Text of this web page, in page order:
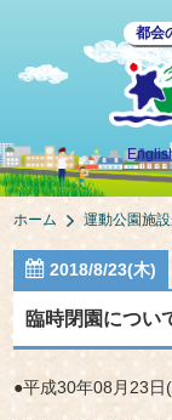
都会
ホーム 運動公園施
2018/8/23(木)
臨時閉園につい
●平成30年08月23